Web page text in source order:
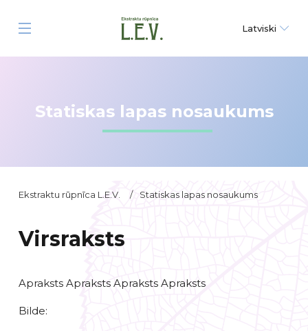
Latviski
Statiskas lapas nosaukums
Ekstraktu rūpnīca L.E.V. / Statiskas lapas nosaukums
Virsraksts
Apraksts Apraksts Apraksts Apraksts
Bilde: